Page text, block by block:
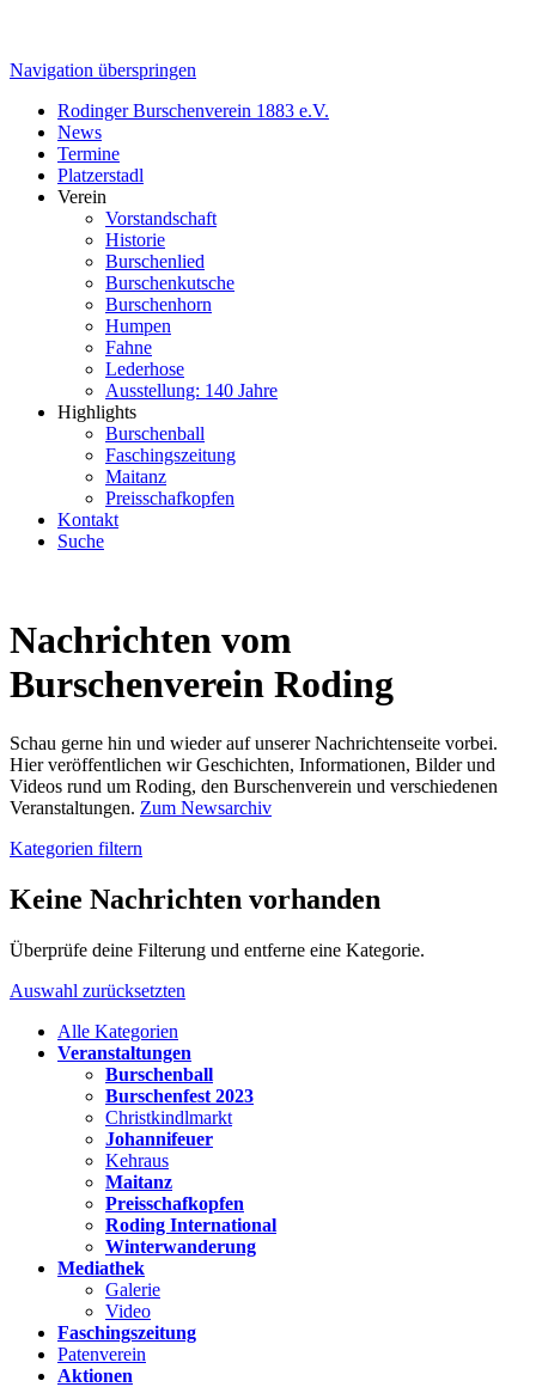
Navigation überspringen
Rodinger Burschenverein 1883 e.V.
News
Termine
Platzerstadl
Verein
Vorstandschaft
Historie
Burschenlied
Burschenkutsche
Burschenhorn
Humpen
Fahne
Lederhose
Ausstellung: 140 Jahre
Highlights
Burschenball
Faschingszeitung
Maitanz
Preisschafkopfen
Kontakt
Suche
Nachrichten vom
Burschenverein Roding
Schau gerne hin und wieder auf unserer Nachrichtenseite vorbei.
Hier veröffentlichen wir Geschichten, Informationen, Bilder und
Videos rund um Roding, den Burschenverein und verschiedenen
Veranstaltungen. Zum Newsarchiv
Kategorien filtern
Keine Nachrichten vorhanden
Überprüfe deine Filterung und entferne eine Kategorie.
Auswahl zurücksetzten
Alle Kategorien
Veranstaltungen
Burschenball
Burschenfest 2023
Christkindlmarkt
Johannifeuer
Kehraus
Maitanz
Preisschafkopfen
Roding International
Winterwanderung
Mediathek
Galerie
Video
Faschingszeitung
Patenverein
Aktionen